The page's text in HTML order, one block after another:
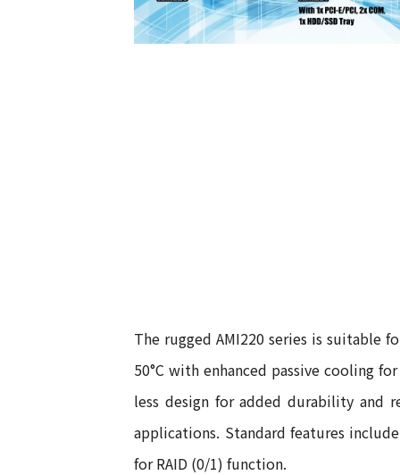
The rugged AMI220 series is suitable
50°C with enhanced passive cooling
less design for added durability and
applications. Standard features
for RAID (0/1) function.